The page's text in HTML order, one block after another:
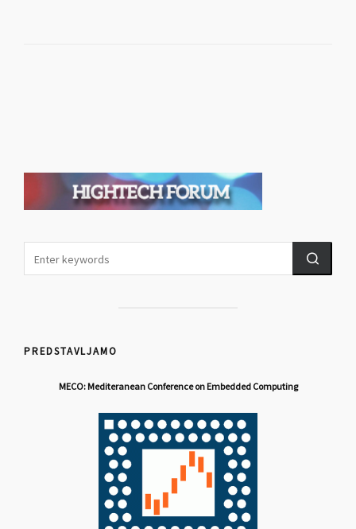
PREDSTAVLJAMO
MECO: Mediteranean Conference on Embedded Computing